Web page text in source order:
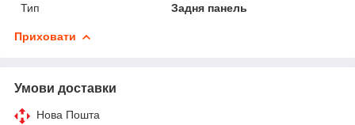
Тип
Задня панель
Приховати
Умови доставки
Нова Пошта